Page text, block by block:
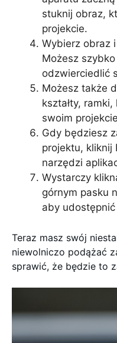
stuknij obraz,
projekcie.
Wybierz obraz
Możesz
odzwierciedlić
Możesz także
kształty,
swoim
Gdy będziesz
projektu, kliknij
narzędzi
Wystarczy
górnym pasku
aby
Teraz masz swój
niewolniczo podążać
sprawić, że będzie to